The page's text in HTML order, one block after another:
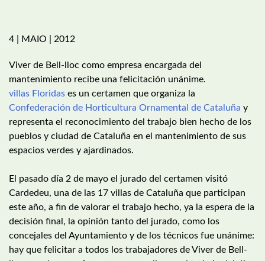
4 | MAIO | 2012
Viver de Bell-lloc como empresa encargada del
mantenimiento recibe una felicitación unánime.
villas Floridas es un certamen que organiza la
Confederación de Horticultura Ornamental de Cataluña y
representa el reconocimiento del trabajo bien hecho de los
pueblos y ciudad de Cataluña en el mantenimiento de sus
espacios verdes y ajardinados.
El pasado día 2 de mayo el jurado del certamen visitó
Cardedeu, una de las 17 villas de Cataluña que participan
este año, a fin de valorar el trabajo hecho, ya la espera de la
decisión final, la opinión tanto del jurado, como los
concejales del Ayuntamiento y de los técnicos fue unánime:
hay que felicitar a todos los trabajadores de Viver de Bell-